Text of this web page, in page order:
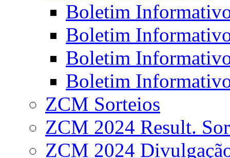
Boletim
Boletim
Boletim
Boletim
ZCM Sorteios
ZCM 2024 Result.
ZCM 2024